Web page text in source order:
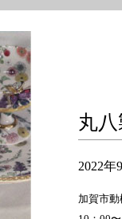
丸
2022年
加賀市